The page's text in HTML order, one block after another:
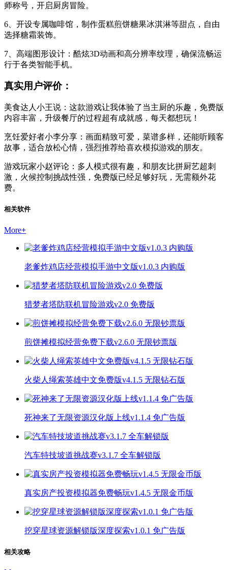
师称号，开启厨房冒险。
6、开设专属咖啡馆，制作蛋糕煎饼糖果冰淇淋等甜点，自由
选择糖霜装饰。
7、高端图形设计：酷炫3D动画和高分辨率纹理，确保流畅运
行于各类智能手机。
真实用户评价：
美食达人小王说：这款游戏让我体验了当主厨的乐趣，免费版
内容丰富，升级餐厅的过程超有成就感，每天都想玩！
烹饪爱好者小李分享：画面精致可爱，菜谱多样，还能听顾客
故事，适合放松心情，强烈推荐给喜欢模拟游戏的朋友。
游戏玩家小赵评论：多人模式很有趣，和朋友比拼厨艺超刺
激，火候控制挑战性强，免费版已经足够好玩，无需额外花
费。
相关软件
More+
老爹炸鸡店经营模拟手游中文版v1.0.3 内购版
猎梦者塔防联机冒险游戏v2.0 免费版
煎饼摊模拟经营免费下载v2.6.0 无限钞票版
火柴人绳索英雄中文免费版v4.1.5 无限钻石版
死神来了无限资源汉化版上线v1.1.4 免广告版
汽车特技坡道挑战赛v3.1.7 全车解锁版
真实房产投资模拟器免费畅玩v1.4.5 无限金币版
挖穿星球资源解锁版深度探索v1.0.1 免广告版
相关攻略